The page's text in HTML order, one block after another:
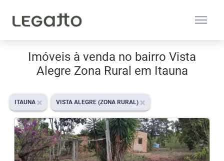
menu
Imóveis à venda no bairro Vista
Alegre Zona Rural em Itauna
ITAUNA VISTA ALEGRE (ZONA RURAL)